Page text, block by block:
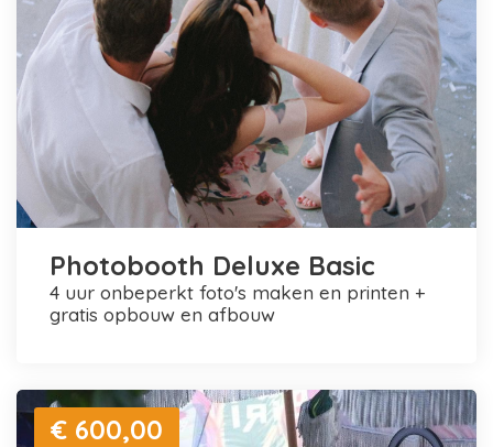
Photobooth Deluxe Basic
4 uur onbeperkt foto's maken en printen +
gratis opbouw en afbouw
€ 600,00